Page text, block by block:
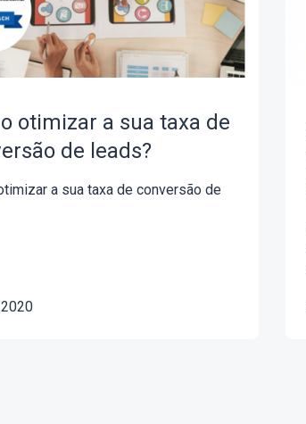
otimizar a sua taxa de
de leads?
a sua taxa de conversão de